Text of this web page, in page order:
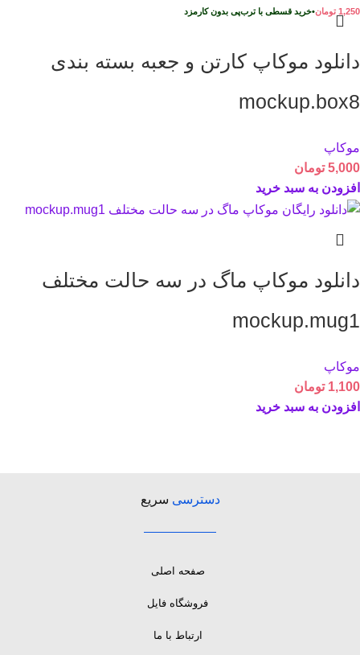
1,250 تومان•خرید قسطی با ترب‌پی بدون کارمزد
دانلود موکاپ کارتن و جعبه بسته بندی
mockup.box8
موکاپ
5,000 تومان
افزودن به سبد خرید
دانلود موکاپ ماگ در سه حالت مختلف
mockup.mug1
موکاپ
1,100 تومان
افزودن به سبد خرید
دسترسی سریع
صفحه اصلی
فروشگاه فایل
ارتباط با ما